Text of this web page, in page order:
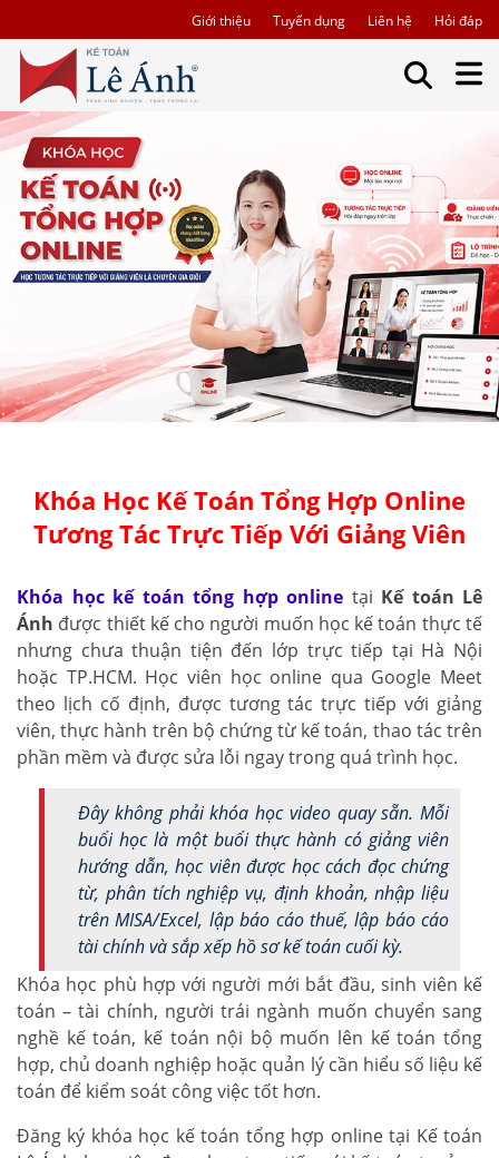
Giới thiệu Tuyển dụng Liên hệ Hỏi đáp
Khóa Học Kế Toán Tổng Hợp Online
Tương Tác Trực Tiếp Với Giảng Viên
Khóa học kế toán tổng hợp online tại Kế toán Lê
Ánh được thiết kế cho người muốn học kế toán thực tế
nhưng chưa thuận tiện đến lớp trực tiếp tại Hà Nội
hoặc TP.HCM. Học viên học online qua Google Meet
theo lịch cố định, được tương tác trực tiếp với giảng
viên, thực hành trên bộ chứng từ kế toán, thao tác trên
phần mềm và được sửa lỗi ngay trong quá trình học.
Đây không phải khóa học video quay sẵn. Mỗi
buổi học là một buổi thực hành có giảng viên
hướng dẫn, học viên được học cách đọc chứng
từ, phân tích nghiệp vụ, định khoản, nhập liệu
trên MISA/Excel, lập báo cáo thuế, lập báo cáo
tài chính và sắp xếp hồ sơ kế toán cuối kỳ.
Khóa học phù hợp với người mới bắt đầu, sinh viên kế
toán – tài chính, người trái ngành muốn chuyển sang
nghề kế toán, kế toán nội bộ muốn lên kế toán tổng
hợp, chủ doanh nghiệp hoặc quản lý cần hiểu số liệu kế
toán để kiểm soát công việc tốt hơn.
Đăng ký khóa học kế toán tổng hợp online tại Kế toán